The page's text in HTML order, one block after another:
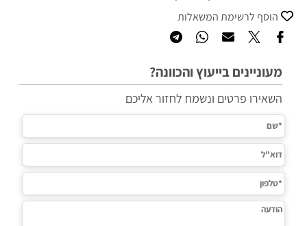
הוסף לרשימת המשאלות
מעוניינים בייעוץ והכוונה?
השאירו פרטים ונשמח לחזור אליכם